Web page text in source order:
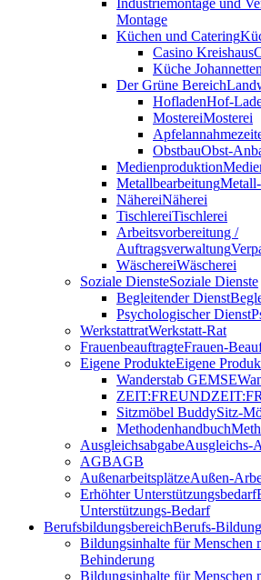
Industriemontage und
Montage
Küchen und Catering
Casino Kreishaus
Küche
Der Grüne Bereich
HofladenHof-
MostereiMosterei
ObstbauObst-
Medienproduktion
Metallbearbeitung
NähereiNäherei
TischlereiTischlerei
Arbeitsvorbereitung /
Auftragsverwaltung
WäschereiWäscherei
Soziale DiensteSoziale Dienste
Begleitender Dienst
Psychologischer Dienst
WerkstattratWerkstatt-Rat
FrauenbeauftragteFrauen-
Eigene ProdukteEigene
Wanderstab GEMSE
ZEIT:FREUND
Sitzmöbel BuddySitz-
Methodenhandbuch
AusgleichsabgabeAusgleichs-
AGBAGB
AußenarbeitsplätzeAußen-
Erhöhter Unterstützungsbedarf
Unterstützungs-Bedarf
BerufsbildungsbereichBerufs-
Bildungsinhalte für Menschen
Behinderung
Bildungsinhalte für Menschen